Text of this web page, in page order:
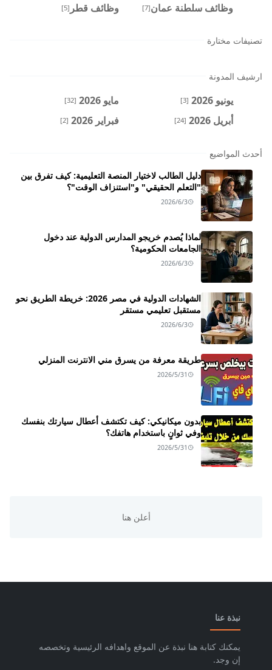
وظائف سلطنة عمان[7] وظائف قطر [5]
تصنيفات مختارة
ارشيف المدونة
يونيو 2026 [3] مايو 2026 [32]
أبريل 2026 [24] فبراير 2026 [2]
أحدث المواضيع
دليل الطالب لاختيار المنصة التعليمية: كيف تفرق بين
"التعلم الحقيقي" و"استنزاف الوقت"؟
2026/6/3
لماذا يُصدم خريجو المدارس الدولية عند دخول
الجامعات الحكومية؟
2026/6/3
الشهادات الدولية في مصر 2026: خريطة الطريق نحو
مستقبل تعليمي مستقر
2026/6/3
طريقة معرفة من يسرق مني الانترنت المنزلي
2026/5/31
بدون ميكانيكي: كيف تكتشف أعطال سيارتك بنفسك
وفي ثوانٍ باستخدام هاتفك؟
2026/5/31
نبذة عنا
يمكنك كتابة هنا نبذة عن الموقع واهدافه الرئيسية وتخصصه
إن وجد.